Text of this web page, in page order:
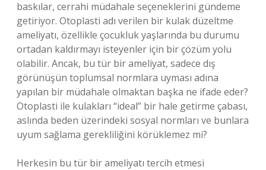
baskılar, cerrahi müdahale seçeneklerini gündeme
getiriyor. Otoplasti adı verilen bir kulak düzeltme
ameliyatı, özellikle çocukluk yaşlarında bu durumu
ortadan kaldırmayı isteyenler için bir çözüm yolu
olabilir. Ancak, bu tür bir ameliyat, sadece dış
görünüşün toplumsal normlara uyması adına
yapılan bir müdahale olmaktan başka ne ifade eder?
Otoplasti ile kulakları “ideal” bir hale getirme çabası,
aslında beden üzerindeki sosyal normları ve bunlara
uyum sağlama gerekliliğini körüklemez mi?
Herkesin bu tür bir ameliyatı tercih etmesi